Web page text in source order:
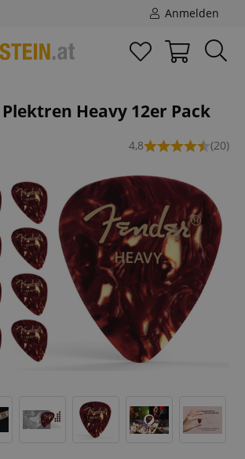
Anmelden
Heavy 12er Pack
4,8 (20)